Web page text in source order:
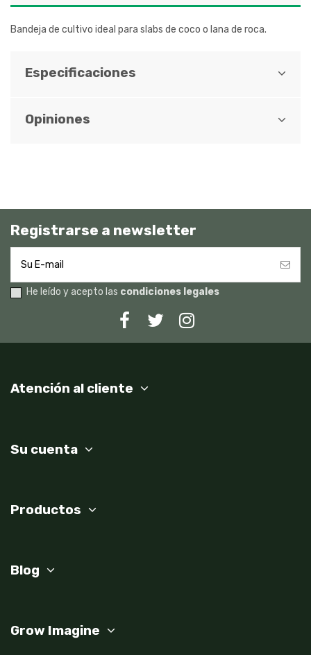
Bandeja de cultivo ideal para slabs de coco o lana de roca.
Especificaciones
Opiniones
Registrarse a newsletter
He leído y acepto las condiciones legales
Atención al cliente
Su cuenta
Productos
Blog
Grow Imagine